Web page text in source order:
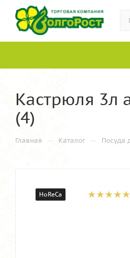
Кастрюля 3л
(4)
Главная — Каталог — Посуда
HoReCa